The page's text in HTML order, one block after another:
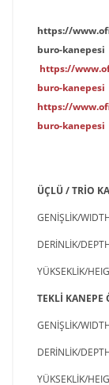
https://
buro-kanepesi
https://
buro-kanepesi
https://
buro-kanepesi
ÜÇLÜ / TRİO
GENİŞLİK/
DERİNLİK/
YÜKSEKLİK/
TEKLİ KANEPE
GENİŞLİK/
DERİNLİK/
YÜKSEKLİK/